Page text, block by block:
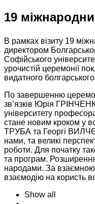
19
В рамках візиту 19
директором
Софійського
урочистій церемонії
видатного
По завершенню
зв’язків Юрія
університету
стане новим кроком у
ТРУБА та Георгі ВИЛЧЄВ
нами, та великі
роботи. Для початку
та програм.
народами. За взаємною
взаємодію на користь
Show all